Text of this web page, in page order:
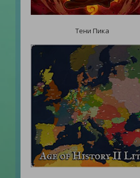
Тени Пика